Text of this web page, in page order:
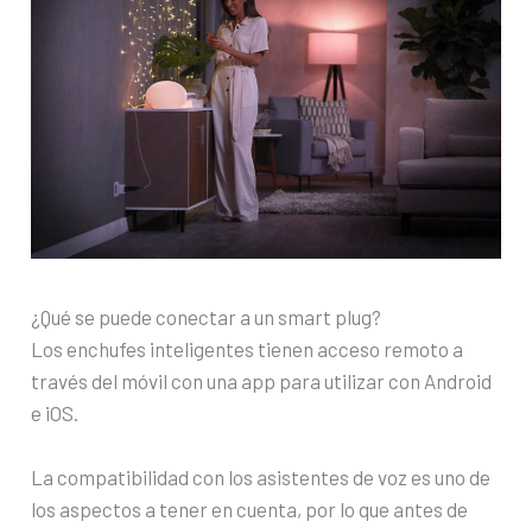
¿Qué se puede conectar a un smart plug?
Los enchufes inteligentes tienen acceso remoto a
través del móvil con una app para utilizar con Android
e iOS.
La compatibilidad con los asistentes de voz es uno de
los aspectos a tener en cuenta, por lo que antes de